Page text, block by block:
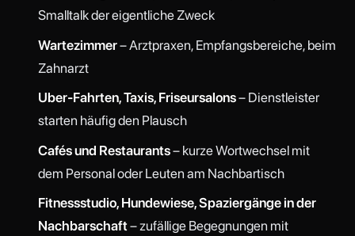
Smalltalk der eigentliche Zweck
Wartezimmer– Arztpraxen, Empfangsbereiche, beim
Zahnarzt
Uber-Fahrten, Taxis, Friseursalons– Dienstleister
starten häufig den Plausch
Cafés und Restaurants– kurze Wortwechsel mit
dem Personal oder Leuten am Nachbartisch
Fitnessstudio, Hundewiese, Spaziergänge in der
Nachbarschaft– zufällige Begegnungen mit